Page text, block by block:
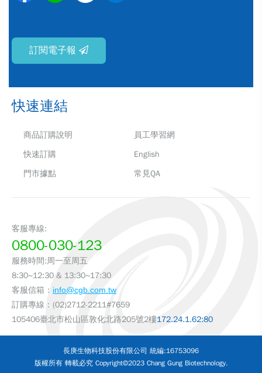
訂閱電子報
快速連結
商品訂購說明
快速訂購
門市據點
員工學習網
English
常見QA
客服專線:
0800-030-123
服務時間:周一至周五
8:30~12:30 & 13:30~17:30
客服信箱： info@cgb.com.tw
訂購專線：(02)2712-2211#7659
105406臺北市松山區敦化北路205號2樓172.24.1.62:80
長庚生物科技股份有限公司 統編:16753096
版權所有 轉載必究 Copyright©2023 Chang Gung Biotechnology.